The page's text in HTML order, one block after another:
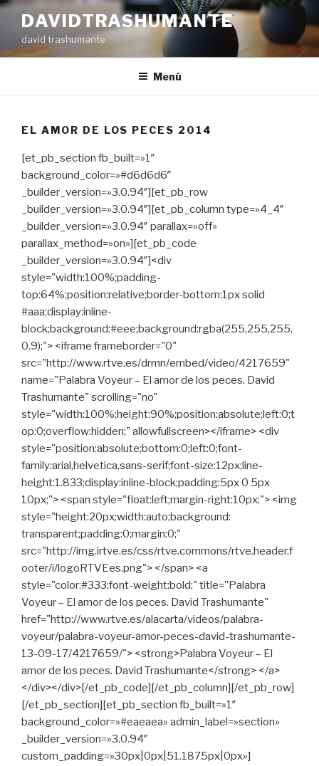
Ir
contenido
DAVIDTRASHUMANTE
david trashumante
Menú
EL AMOR DE LOS PECES 2014
[et_pb_section fb_built=»1″
background_color=»#d6d6d6″
_builder_version=»3.0.94″][et_pb_row
_builder_version=»3.0.94″][et_pb_column type=»4_4″
_builder_version=»3.0.94″ parallax=»off»
parallax_method=»on»][et_pb_code
_builder_version=»3.0.94″]<div
style="width:100%;padding-
top:64%;position:relative;border-bottom:1px solid
#aaa;display:inline-
block;background:#eee;background:rgba(255,255,255,
0.9);"> <iframe frameborder="0"
src="http://www.rtve.es/drmn/embed/video/4217659"
name="Palabra Voyeur – El amor de los peces. David
Trashumante" scrolling="no"
style="width:100%;height:90%;position:absolute;left:0;t
op:0;overflow:hidden;" allowfullscreen></iframe> <div
style="position:absolute;bottom:0;left:0;font-
family:arial,helvetica,sans-serif;font-size:12px;line-
height:1.833;display:inline-block;padding:5px 0 5px
10px;"> <span style="float:left;margin-right:10px;"> <img
style="height:20px;width:auto;background:
transparent;padding:0;margin:0;"
src="http://img.irtve.es/css/rtve.commons/rtve.header.f
ooter/i/logoRTVEes.png"> </span> <a
style="color:#333;font-weight:bold;" title="Palabra
Voyeur – El amor de los peces. David Trashumante"
href="http://www.rtve.es/alacarta/videos/palabra-
voyeur/palabra-voyeur-amor-peces-david-trashumante-
13-09-17/4217659/"> <strong>Palabra Voyeur – El
amor de los peces. David Trashumante</strong> </a>
</div></div>[/et_pb_code][/et_pb_column][/et_pb_row]
[/et_pb_section][et_pb_section fb_built=»1″
background_color=»#eaeaea» admin_label=»section»
_builder_version=»3.0.94″
custom_padding=»30px|0px|51.1875px|0px»]